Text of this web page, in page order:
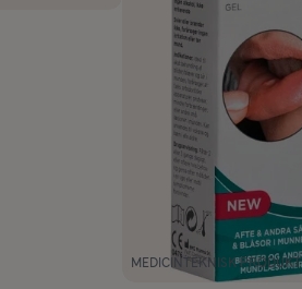
MEDICINTEKNISK PRODUKT